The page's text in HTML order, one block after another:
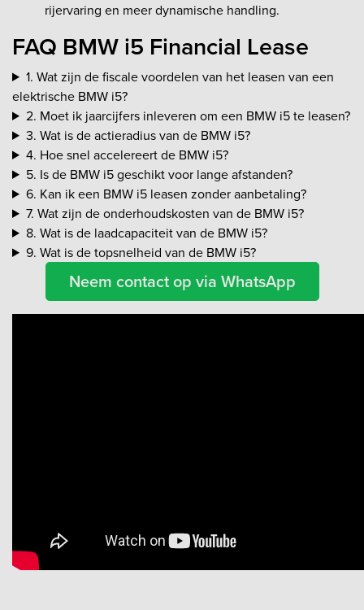
rijervaring en meer dynamische handling.
FAQ BMW i5 Financial Lease
1. Wat zijn de fiscale voordelen van het leasen van een
elektrische BMW i5?
2. Moet ik jaarcijfers inleveren om een BMW i5 te leasen?
3. Wat is de actieradius van de BMW i5?
4. Hoe snel accelereert de BMW i5?
5. Is de BMW i5 geschikt voor lange afstanden?
6. Kan ik een BMW i5 leasen zonder aanbetaling?
7. Wat zijn de onderhoudskosten van de BMW i5?
8. Wat is de laadcapaciteit van de BMW i5?
9. Wat is de topsnelheid van de BMW i5?
Neem contact op via WhatsApp